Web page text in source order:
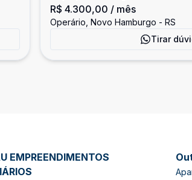
R$ 4.300,00 / mês
Operário, Novo Hamburgo - RS
Tirar
EMPREENDIMENTOS